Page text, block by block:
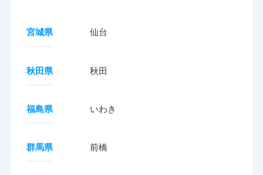
宮城県 仙台
秋田県 秋田
福島県 いわき
群馬県 前橋